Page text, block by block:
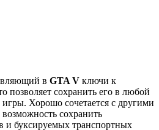
в GTA V ключи к
позволяет сохранить его в любой
Хорошо сочетается с другими
сохранить
и буксируемых транспортных